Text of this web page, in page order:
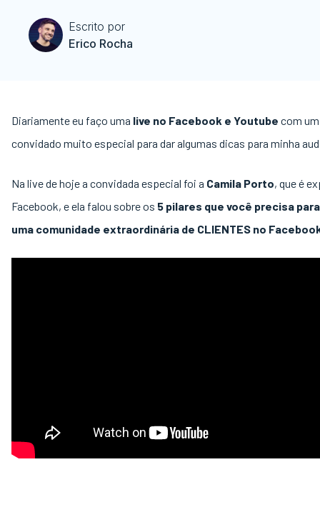
Escrito por
Erico Rocha
Diariamente eu faço uma live no Facebook e Youtube com um
convidado muito especial para dar algumas dicas para minha
Na live de hoje a convidada especial foi a Camila Porto, que é
Facebook, e ela falou sobre os 5 pilares que você precisa
uma comunidade extraordinária de CLIENTES no